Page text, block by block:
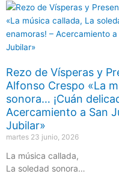
Rezo de Vísperas y
Alfonso Crespo «La
sonora… ¡Cuán
Acercamiento a San
Jubilar»
martes 23 junio, 2026
La música callada,
La soledad sonora…